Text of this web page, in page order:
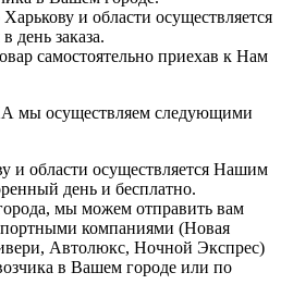
и области осуществляется
день заказа.
самостоятельно приехав к Нам
мы осуществляем следующими
и области осуществляется Нашим
день и бесплатно.
мы можем отправить вам
компаниями (Новая
Автолюкс, Ночной Экспрес)
в Вашем городе или по